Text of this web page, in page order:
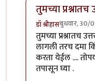
तुमच्या
डॉ श्रीहासबुधवार, 30/
In reply toडॉ.
तुमच्या प्रश्नातच
लागली तरच दमा
करता येईल ....
तपासून घ्या .